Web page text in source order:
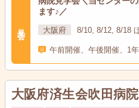
ます♪／
大阪府 8/10, 8/12, 8/18
午前開催、午後開催、1
大阪府済生会吹田病院